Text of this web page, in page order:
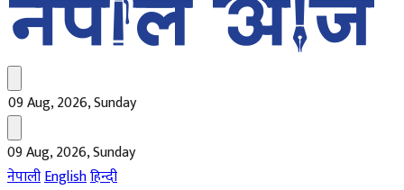
09 Aug, 2026, Sunday
09 Aug, 2026, Sunday
नेपालीEnglishहिन्दी